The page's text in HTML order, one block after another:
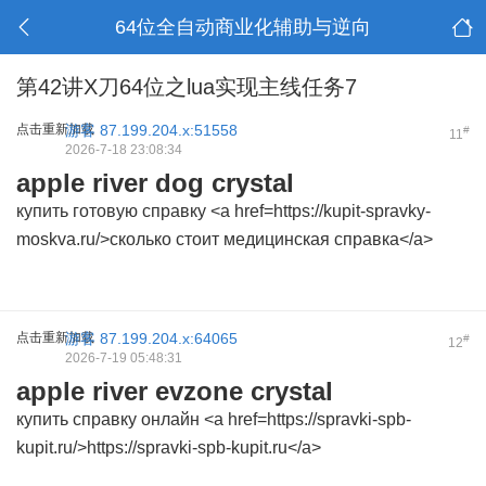
64位全自动商业化辅助与逆向
第42讲X刀64位之lua实现主线任务7
点击重新加载 11#
游客 87.199.204.x:51558
2026-7-18 23:08:34
apple river dog crystal
купить готовую справку <a href=https://kupit-spravky-
moskva.ru/>сколько стоит медицинская справка</a>
点击重新加载 12#
游客 87.199.204.x:64065
2026-7-19 05:48:31
apple river evzone crystal
купить справку онлайн <a href=https://spravki-spb-
kupit.ru/>https://spravki-spb-kupit.ru</a>